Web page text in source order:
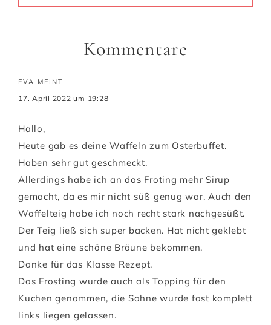
Kommentare
EVA MEINT
17. April 2022 um 19:28
Hallo,
Heute gab es deine Waffeln zum Osterbuffet.
Haben sehr gut geschmeckt.
Allerdings habe ich an das Froting mehr Sirup
gemacht, da es mir nicht süß genug war. Auch den
Waffelteig habe ich noch recht stark nachgesüßt.
Der Teig ließ sich super backen. Hat nicht geklebt
und hat eine schöne Bräune bekommen.
Danke für das Klasse Rezept.
Das Frosting wurde auch als Topping für den
Kuchen genommen, die Sahne wurde fast komplett
links liegen gelassen.